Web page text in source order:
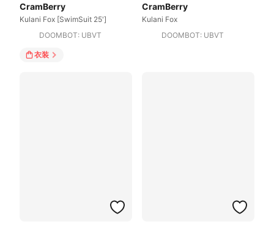
CramBerry
Kulani Fox [SwimSuit 25']
DOOMBOT: UBVT
衣装
CramBerry
Kulani Fox
DOOMBOT: UBVT